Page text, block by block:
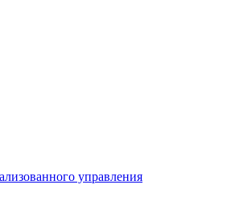
управления